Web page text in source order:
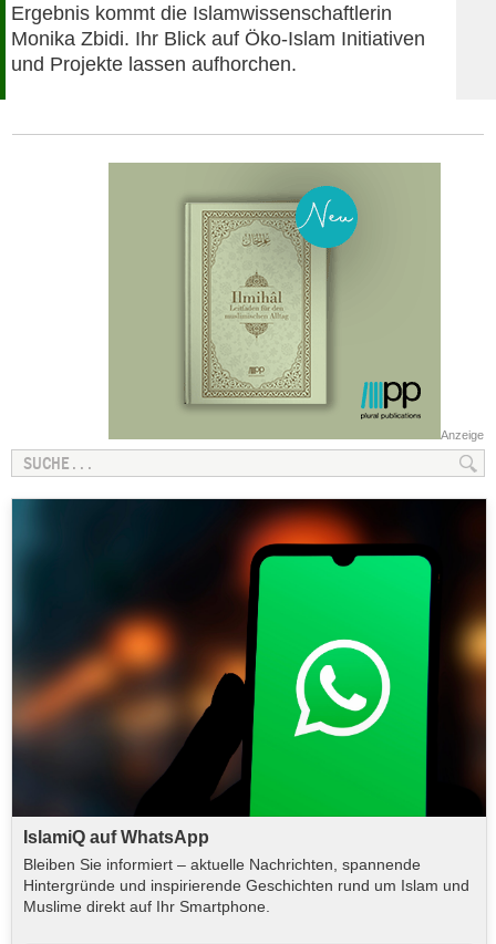
Ergebnis kommt die Islamwissenschaftlerin
Monika Zbidi. Ihr Blick auf Öko-Islam Initiativen
und Projekte lassen aufhorchen.
Anzeige
IslamiQ auf WhatsApp
Bleiben Sie informiert – aktuelle Nachrichten, spannende
Hintergründe und inspirierende Geschichten rund um Islam und
Muslime direkt auf Ihr Smartphone.